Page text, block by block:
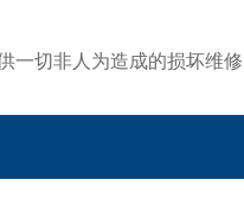
切非人为造成的损坏维